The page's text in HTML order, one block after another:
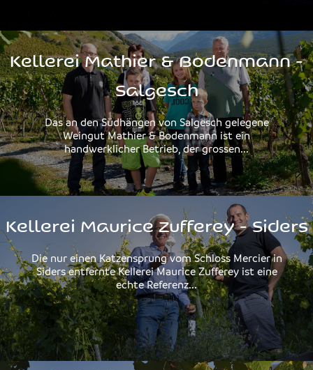
Kellerei Mathier & Bodenmann -
Salgesch
Das an den Südhängen von Salgesch gelegene
Weingut Mathier & Bodenmann ist ein
handwerklicher Betrieb, der grossen...
Kellerei Maurice Zufferey - Siders
Die nur einen Katzensprung vom Schloss Mercier in
Siders entfernte Kellerei Maurice Zufferey ist eine
echte Referenz...